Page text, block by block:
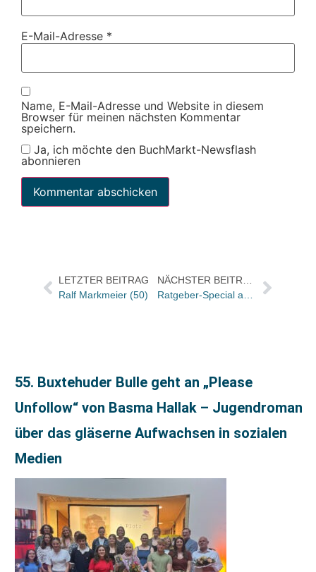
E-Mail-Adresse *
Name, E-Mail-Adresse und Website in diesem
Browser für meinen nächsten Kommentar
speichern.
Ja, ich möchte den BuchMarkt-Newsflash
abonnieren
LETZTER BEITRAG
Ralf Markmeier (50)
55. Buxtehuder Bulle geht an „Please
Unfollow“ von Basma Hallak – Jugendroman
über das gläserne Aufwachsen in sozialen
Medien